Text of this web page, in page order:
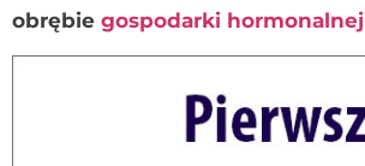
obrębie gospodarki hormonalnej